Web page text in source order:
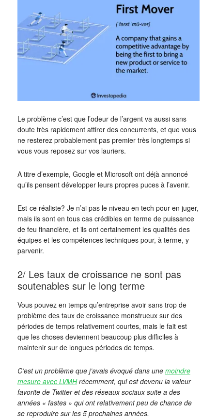
Le problème c’est que l’odeur de l’argent va aussi sans
doute très rapidement attirer des concurrents, et que vous
ne resterez probablement pas premier très longtemps si
vous vous reposez sur vos lauriers.
A titre d’exemple, Google et Microsoft ont déjà annoncé
qu’ils pensent développer leurs propres puces à l’avenir.
Est-ce réaliste? Je n’ai pas le niveau en tech pour en juger,
mais ils sont en tous cas crédibles en terme de puissance
de feu financière, et ils ont certainement les qualités des
équipes et les compétences techniques pour, à terme, y
parvenir.
2/ Les taux de croissance ne sont pas
soutenables sur le long terme
Vous pouvez en temps qu’entreprise avoir sans trop de
problème des taux de croissance monstrueux sur des
périodes de temps relativement courtes, mais le fait est
que les choses deviennent beaucoup plus difficiles à
maintenir sur de longues périodes de temps.
C’est un problème que j’avais évoqué dans une moindre
mesure avec LVMHrécemment, qui est devenu la valeur
favorite de Twitter et des réseaux sociaux suite a des
années « fastes » qui ont relativement peu de chance de
se reproduire sur les 5 prochaines années.